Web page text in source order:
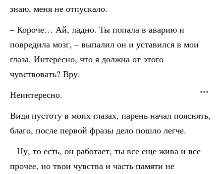
знаю, меня не отпускало.
– Короче… Ай, ладно. Ты попала в аварию и
повредила мозг, – выпалил он и уставился в мои
глаза. Интересно, что я должна от этого
чувствовать? Вру.
Неинтересно.
Видя пустоту в моих глазах, парень начал пояснять,
благо, после первой фразы дело пошло легче.
– Ну, то есть, он работает, ты все еще жива и все
прочее, но твои чувства и часть памяти не